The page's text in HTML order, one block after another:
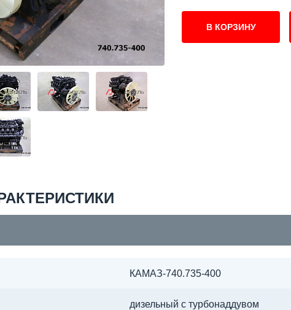
В КОРЗИНУ
КАМАЗ-740.735-400
дизельный с турбонаддувом